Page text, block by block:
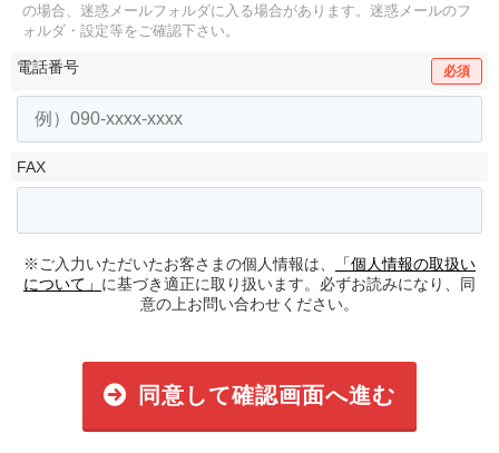
の場合、迷惑メールフォルダに入る場合があります。 迷惑メールのフ
ォルダ・設定等をご確認下さい。
電話番号 必須
FAX
※ご入力いただいたお客さまの個人情報は、
「個人情報の取扱い
について」 に基づき適正に取り扱います。必ずお読みになり、同
意の上お問い合わせください。
同意して確認画面へ進む